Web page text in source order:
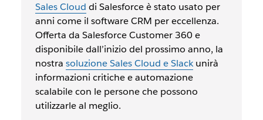
Sales Cloud di Salesforce è stato usato per
anni come il software CRM per eccellenza.
Offerta da Salesforce Customer 360 e
disponibile dall’inizio del prossimo anno, la
nostra soluzione Sales Cloud e Slackunirà
informazioni critiche e automazione
scalabile con le persone che possono
utilizzarle al meglio.